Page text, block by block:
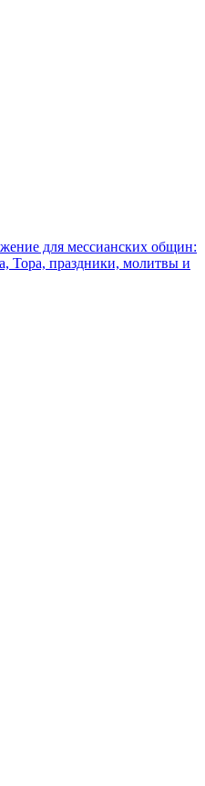
для мессианских общин:
Тора, праздники, молитвы и